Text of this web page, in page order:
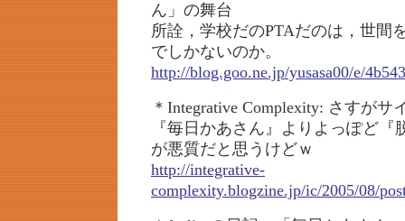
ん」の舞台
所詮，学校だのPTAだのは，世間
でしかないのか。
http://blog.goo.ne.jp/yusasa00/e/
＊Integrative Complexity: さすがサ
『毎日かあさん』よりよっぽど
が悪質だと思うけどｗ
http://integrative-
complexity.blogzine.jp/ic/2005/08/